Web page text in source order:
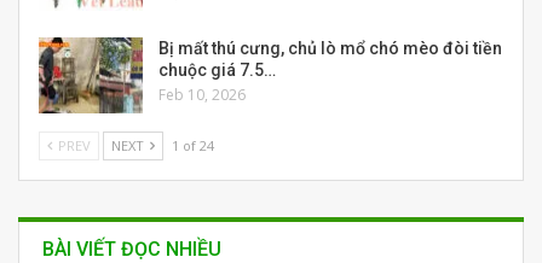
Bị mất thú cưng, chủ lò mổ chó mèo đòi tiền
chuộc giá 7.5…
Feb 10, 2026
PREV NEXT 1 of 24
BÀI VIẾT ĐỌC NHIỀU